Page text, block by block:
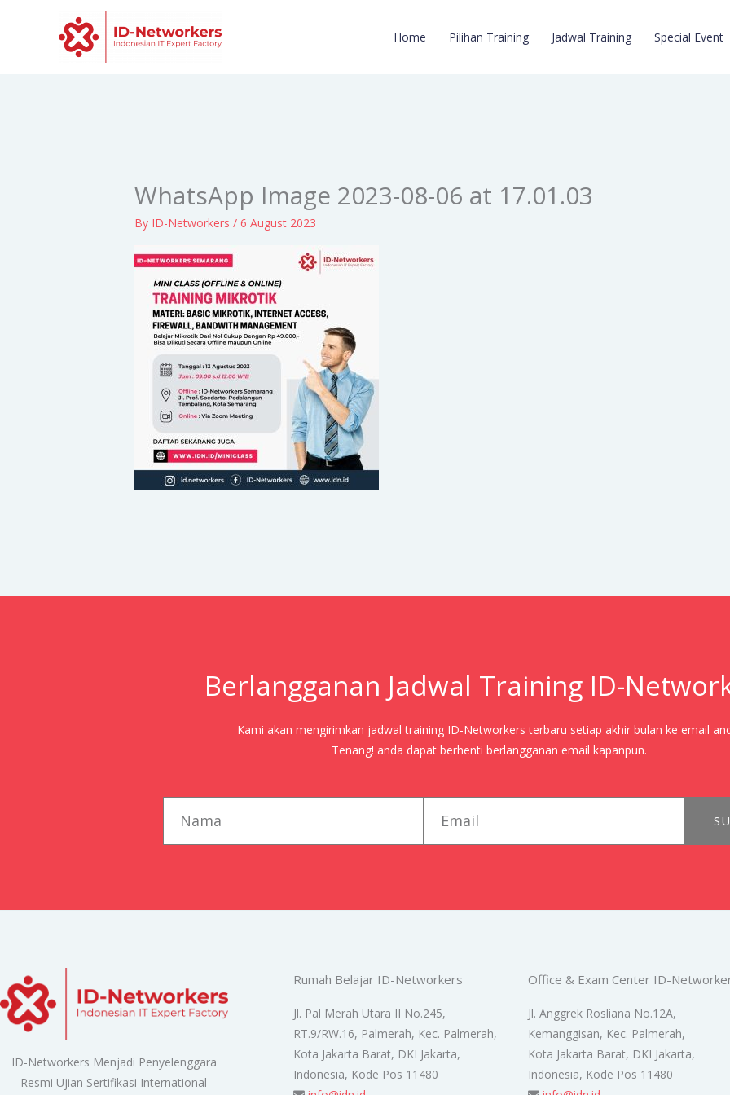
Home Pilihan Training Jadwal Training Special Event
WhatsApp Image 2023-08-06 at 17.01.03
By ID-Networkers/6 August 2023
Berlangganan Jadwal Training ID-
Kami akan mengirimkan jadwal training ID-Networkers terbaru setiap akhir bulan ke email
Tenang! anda dapat berhenti berlangganan email kapanpun.
ID-Networkers Menjadi Penyelenggara
Resmi Ujian Sertifikasi International
Rumah Belajar ID-Networkers
Jl. Pal Merah Utara II No.245,
RT.9/RW.16, Palmerah, Kec. Palmerah,
Kota Jakarta Barat, DKI Jakarta,
Indonesia, Kode Pos 11480
Office & Exam Center ID-
Jl. Anggrek Rosliana No.12A,
Kemanggisan, Kec. Palmerah,
Kota Jakarta Barat, DKI Jakarta,
Indonesia, Kode Pos 11480